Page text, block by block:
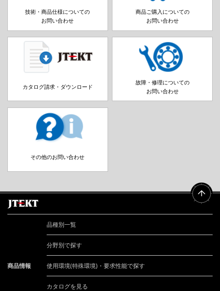
技術・商品仕様についての
お問い合わせ
商品ご購入についての
お問い合わせ
カタログ請求・ダウンロード
故障・修理についての
お問い合わせ
その他のお問い合わせ
商品情報
品種別一覧
分野別で探す
使用環境(特殊環境)・要求性能で探す
カタログを見る